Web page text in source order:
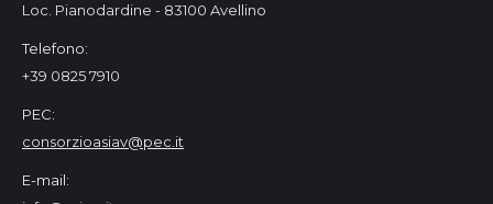
Loc. Pianodardine - 83100 Avellino
Telefono:
+39 0825 7910
PEC:
consorzioasiav@pec.it
E-mail: